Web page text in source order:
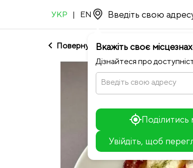
УКР | EN
Вкажіть своє
Дізнайтеся про
Введіть свою адресу
Поділитись
Увійдіть, щоб
chevron_left Повернутися до Barbaresco